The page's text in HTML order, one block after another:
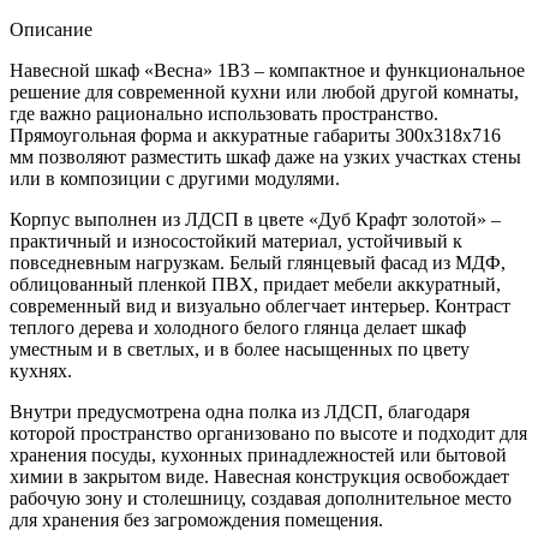
Описание
Навесной шкаф «Весна» 1В3 – компактное и функциональное
решение для современной кухни или любой другой комнаты,
где важно рационально использовать пространство.
Прямоугольная форма и аккуратные габариты 300x318x716
мм позволяют разместить шкаф даже на узких участках стены
или в композиции с другими модулями.
Корпус выполнен из ЛДСП в цвете «Дуб Крафт золотой» –
практичный и износостойкий материал, устойчивый к
повседневным нагрузкам. Белый глянцевый фасад из МДФ,
облицованный пленкой ПВХ, придает мебели аккуратный,
современный вид и визуально облегчает интерьер. Контраст
теплого дерева и холодного белого глянца делает шкаф
уместным и в светлых, и в более насыщенных по цвету
кухнях.
Внутри предусмотрена одна полка из ЛДСП, благодаря
которой пространство организовано по высоте и подходит для
хранения посуды, кухонных принадлежностей или бытовой
химии в закрытом виде. Навесная конструкция освобождает
рабочую зону и столешницу, создавая дополнительное место
для хранения без загромождения помещения.